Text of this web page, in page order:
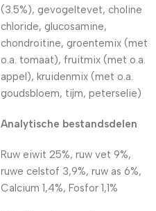
(3.5%), gevogeltevet, choline
chloride, glucosamine,
chondroitine, groentemix (met
o.a. tomaat), fruitmix (met o.a.
appel), kruidenmix (met o.a.
goudsbloem, tijm, peterselie)
Analytische bestandsdelen
Ruw eiwit 25%, ruw vet 9%,
ruwe celstof 3,9%, ruw as 6%,
Calcium 1,4%, Fosfor 1,1%